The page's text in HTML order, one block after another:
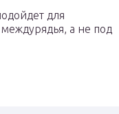
для
а не под